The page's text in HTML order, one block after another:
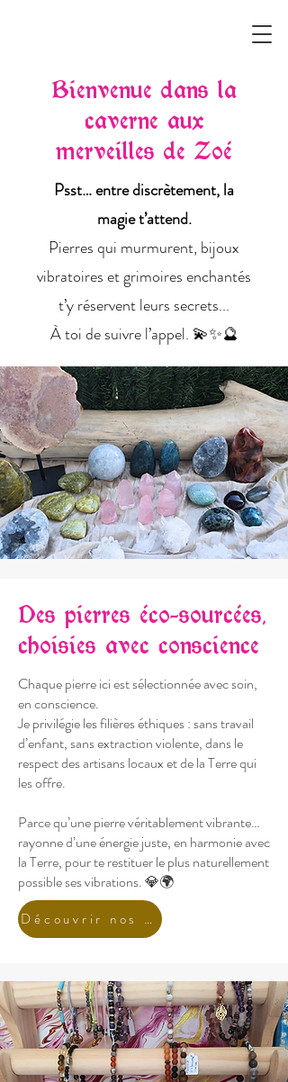
Bienvenue dans la
caverne aux
merveilles de Zoé
Psst… entre discrètement, la
magie t’attend.
Pierres qui murmurent, bijoux
vibratoires et grimoires enchantés
t’y réservent leurs secrets...
À toi de suivre l’appel. 💫✨🔮
Des pierres éco-sourcées,
choisies avec conscience
Chaque pierre ici est sélectionnée avec soin,
en conscience.
Je privilégie les filières éthiques : sans travail
d’enfant, sans extraction violente, dans le
respect des artisans locaux et de la Terre qui
les offre.
Parce qu’une pierre véritablement vibrante…
rayonne d’une énergie juste, en harmonie avec
la Terre, pour te restituer le plus naturellement
possible ses vibrations. 💎🌍
Découvrir nos pierres